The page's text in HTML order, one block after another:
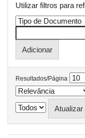
Utilizar filtros para
Resultados/Página